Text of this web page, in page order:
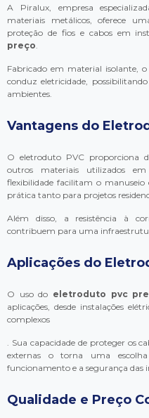
A Piralux, empresa
materiais metálicos, oferece
proteção de fios e cabos em
preço
Fabricado em material isolante,
conduz eletricidade,
ambientes.
Vantagens do
O eletroduto PVC proporciona
outros materiais utilizados
flexibilidade facilitam o
prática tanto para projetos
Além disso, a resistência à
contribuem para uma
Aplicações do
O uso do eletroduto pvc
aplicações, desde instalações
complexos
. Sua capacidade de proteger os
externas o torna uma
funcionamento e a segurança das
Qualidade e Preço